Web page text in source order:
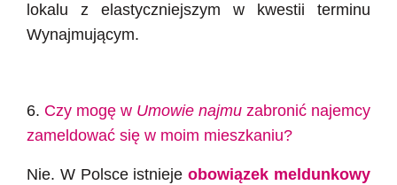
lokalu z elastyczniejszym w kwestii terminu
Wynajmującym.
6. Czy mogę w Umowie najmu zabronić najemcy
zameldować się w moim mieszkaniu?
Nie. W Polsce istniejeobowiązek meldunkowy